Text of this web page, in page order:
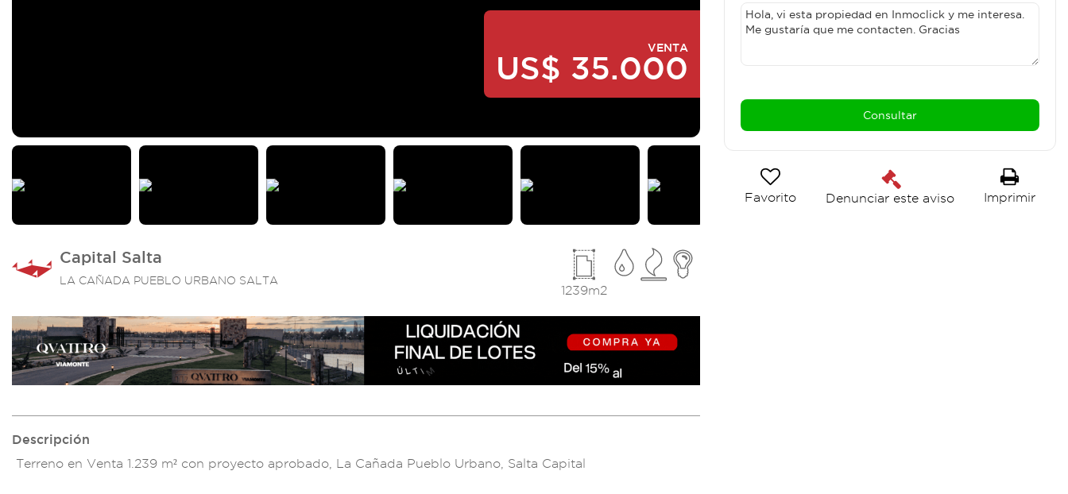
VENTA
US$ 35.000
Capital Salta
LA CAÑADA PUEBLO URBANO SALTA
1239m2
Descripción
Terreno en Venta 1.239 m² con proyecto aprobado, La Cañada Pueblo Urbano, Sal ta Capital
Favorito Denunciar este aviso Imprimir